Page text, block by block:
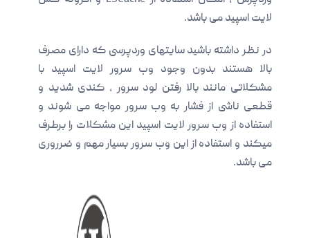
لایت اسپید می باشد.
در نظر داشته باشید سایتهای وردپرسی که دارای مصرف
بالا هستند بدون وجود وب سرور لایت اسپید با
مشکلاتی مانند بالا رفتن لود سرور ، کندی شدید و
قطعی ناشی از فشار به وب سرور مواجه می شوند و
استفاده از وب سرور لایت اسپید این مشکلات را برطرف
میکند و استفاده از این وب سرور بسیار مهم و ضرروری
می باشد.